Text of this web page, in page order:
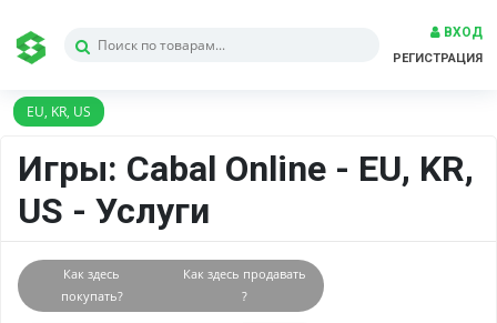
ВХОД
РЕГИСТРАЦИЯ
EU, KR, US
Игры: Cabal Online - EU, KR,
US - Услуги
Как здесь
покупать?
Как здесь продавать
?